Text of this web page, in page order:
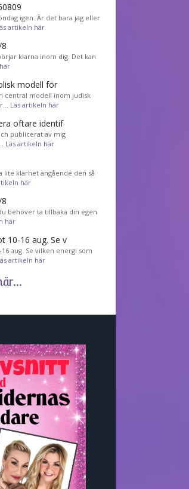
igen. Är det bara jag eller
artikeln här
klarna inom dig. Det kan
modell för
central modell inom judisk
Läs artikeln här
oftare identif
publicerat av mig
Läs artikeln här
lite klarhet angående den så
här
behöver ta tillbaka din egen
här
10-16 aug. Se v
aug. Se vilken energi som
artikeln här